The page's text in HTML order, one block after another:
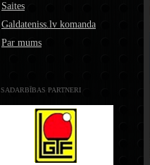
Saites
Galdateniss.lv komanda
Par mums
SADARBĪBAS PARTNERI